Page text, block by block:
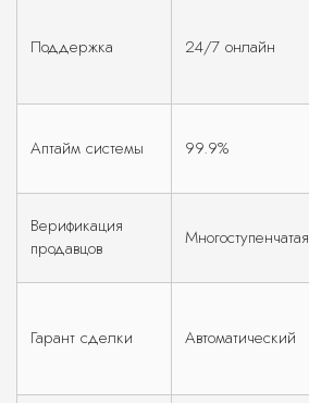
Поддержка 24/7 онлайн
Аптайм системы 99.9%
Верификация
продавцов
Многоступенчатая
Гарант сделки Автоматический